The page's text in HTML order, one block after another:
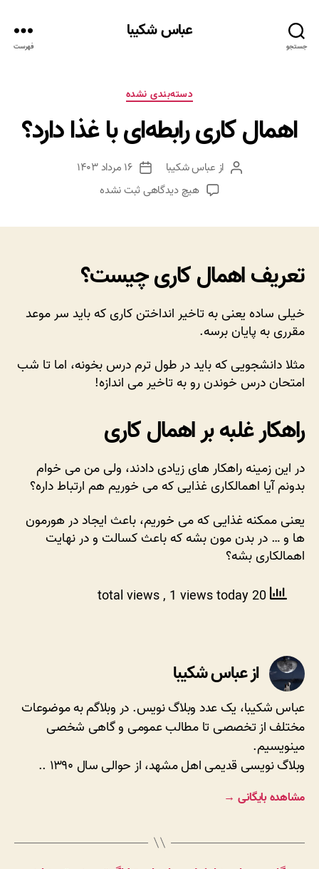
جستجو
عباس شکیبا
فهرست
دسته‌ها
دسته‌بندی نشده
اهمال کاری رابطه‌ای با غذا دارد؟
نویسنده
نوشته
از عباس شکیبا
تاریخ
نوشته
۱۶ مرداد ۱۴۰۳
هیچ دیدگاهیبرای
دارد؟
ثبت نشده
تعریف اهمال کاری چیست؟
خیلی ساده یعنی به تاخیر انداختن کاری که باید سر موعد
مقرری به پایان برسه.
مثلا دانشجویی که باید در طول ترم درس بخونه، اما تا شب
امتحان درس خوندن رو به تاخیر می اندازه!
راهکار غلبه بر اهمال کاری
در این زمینه راهکار های زیادی دادند، ولی من می خوام
بدونم آیا اهمالکاری غذایی که می خوریم هم ارتباط داره؟
یعنی ممکنه غذایی که می خوریم، باعث ایجاد در هورمون
ها و … در بدن مون بشه که باعث کسالت و در نهایت
اهمالکاری بشه؟
, 1 views today
از عباس شکیبا
عباس شکیبا، یک عدد وبلاگ نویس. در وبلاگم به موضوعات
مختلف از تخصصی تا مطالب عمومی و گاهی شخصی
مینویسیم.
وبلاگ نویسی قدیمی اهل مشهد، از حوالی سال ۱۳۹۰ ..
مشاهده بایگانی →